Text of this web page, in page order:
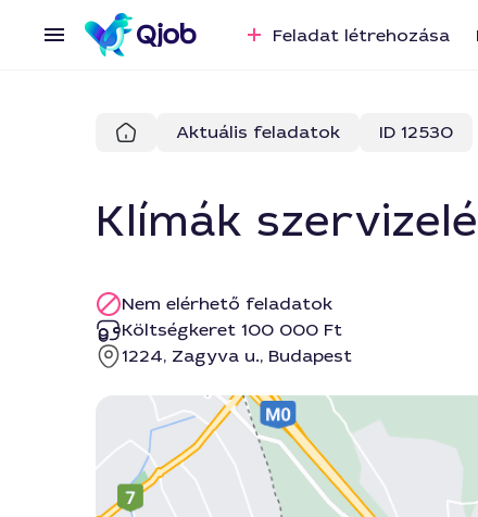
Feladat létrehozása
Aktuális feladatok ID 12530
Klímák
Nem elérhető feladatok
Költségkeret 100 000 Ft
1224, Zagyva u., Budapest